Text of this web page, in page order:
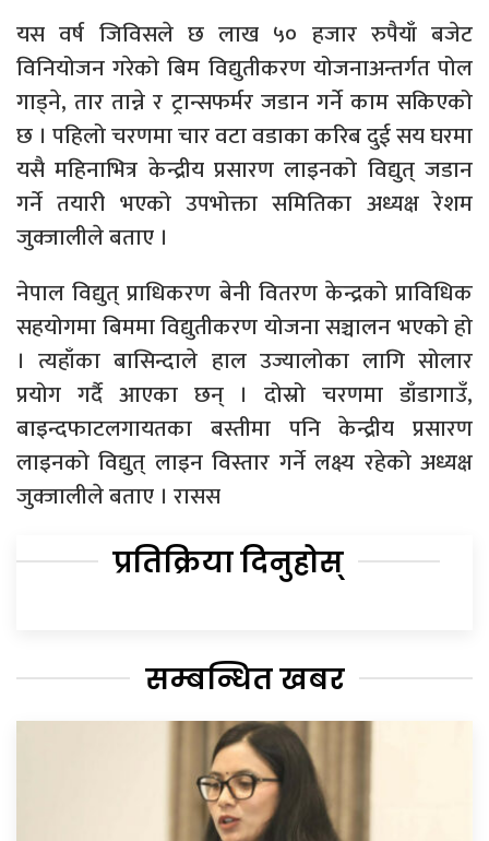
यस वर्ष जिविसले छ लाख ५० हजार रुपैयाँ बजेट
विनियोजन गरेको बिम विद्युतीकरण योजनाअन्तर्गत पोल
गाड्ने, तार तान्ने र ट्रान्सफर्मर जडान गर्ने काम सकिएको
छ । पहिलो चरणमा चार वटा वडाका करिब दुई सय घरमा
यसै महिनाभित्र केन्द्रीय प्रसारण लाइनको विद्युत् जडान
गर्ने तयारी भएको उपभोक्ता समितिका अध्यक्ष रेशम
जुक्जालीले बताए ।
नेपाल विद्युत् प्राधिकरण बेनी वितरण केन्द्रको प्राविधिक
सहयोगमा बिममा विद्युतीकरण योजना सञ्चालन भएको हो
। त्यहाँका बासिन्दाले हाल उज्यालोका लागि सोलार
प्रयोग गर्दै आएका छन् । दोस्रो चरणमा डाँडागाउँ,
बाइन्दफाटलगायतका बस्तीमा पनि केन्द्रीय प्रसारण
लाइनको विद्युत् लाइन विस्तार गर्ने लक्ष्य रहेको अध्यक्ष
जुक्जालीले बताए । रासस
प्रतिक्रिया दिनुहोस्
सम्बन्धित खबर